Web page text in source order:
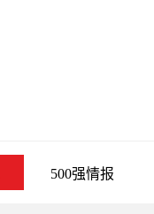
500强情报